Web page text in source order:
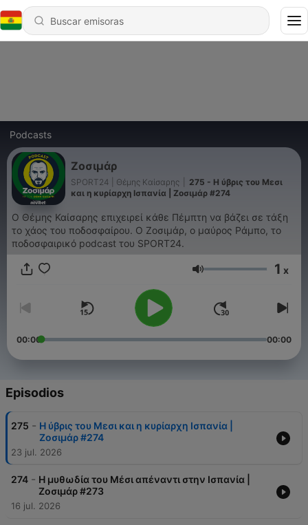
Podcasts
Ζοσιμάρ
SPORT24 | Θέμης Καίσαρης
275 - Η ύβρις του Μεσι
και η κυρίαρχη Ισπανία | Ζοσιμάρ #274
Ο Θέμης Καίσαρης επιχειρεί κάθε Πέμπτη να βάζει σε τάξη
το χάος του ποδοσφαίρου. Ο Ζοσιμάρ, ο μαύρος Ράμπο, το
ποδοσφαιρικό podcast του SPORT24.
Volumen 1 x
00:00 00:00
Episodios
275 - Η ύβρις του Μεσι και η κυρίαρχη Ισπανία |
Ζοσιμάρ #274
23 jul. 2026
274 - Η μυθωδία του Μέσι απέναντι στην Ισπανία |
Ζοσιμάρ #273
16 jul. 2026